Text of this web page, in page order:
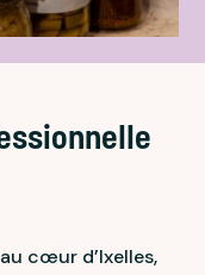
cœur d’Ixelles,